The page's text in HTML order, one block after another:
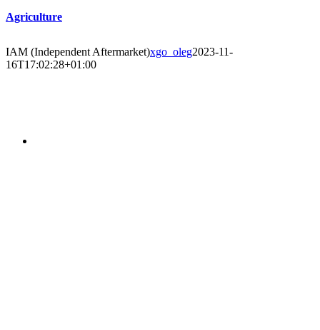
Agriculture
IAM (Independent Aftermarket)xgo_oleg2023-11-
16T17:02:28+01:00